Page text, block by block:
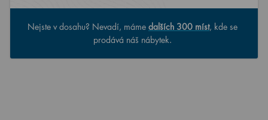
Nejste v dosahu? Nevadí, máme dalších 300 míst, kde se
prodává náš nábytek.